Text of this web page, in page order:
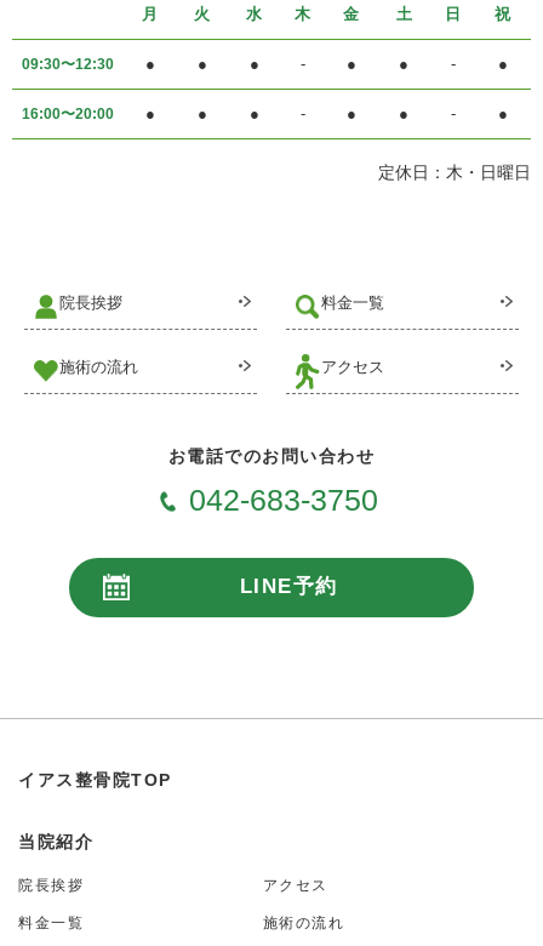
院長挨拶 料金一覧
施術の流れ アクセス
月 火 水 木 金 土 日 祝
09:30〜12:30 ● ● ● - ● ● - ●
16:00〜20:00 ● ● ● - ● ● - ●
定休日：木・日曜日
お電話でのお問い合わせ
042-683-3750
LINE予約
イアス整骨院TOP
当院紹介
院長挨拶 アクセス
料金一覧 施術の流れ